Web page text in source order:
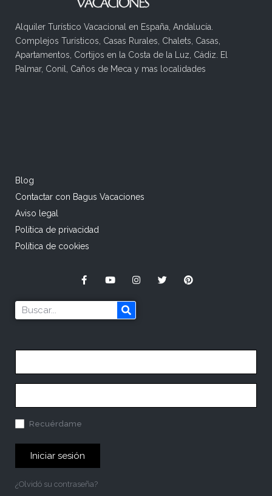
Alquiler Turístico Vacacional en España, Andalucía.
Complejos Turísticos, Casas Rurales, Chalets, Casas,
Apartamentos, Cortijos en la Costa de la Luz, Cádiz. El
Palmar, Conil, Caños de Meca y mas localidades
Blog
Contactar con Bagus Vacaciones
Aviso legal
Política de privacidad
Política de cookies
Recuérdame
Iniciar sesión
¿Olvidó su contraseña?